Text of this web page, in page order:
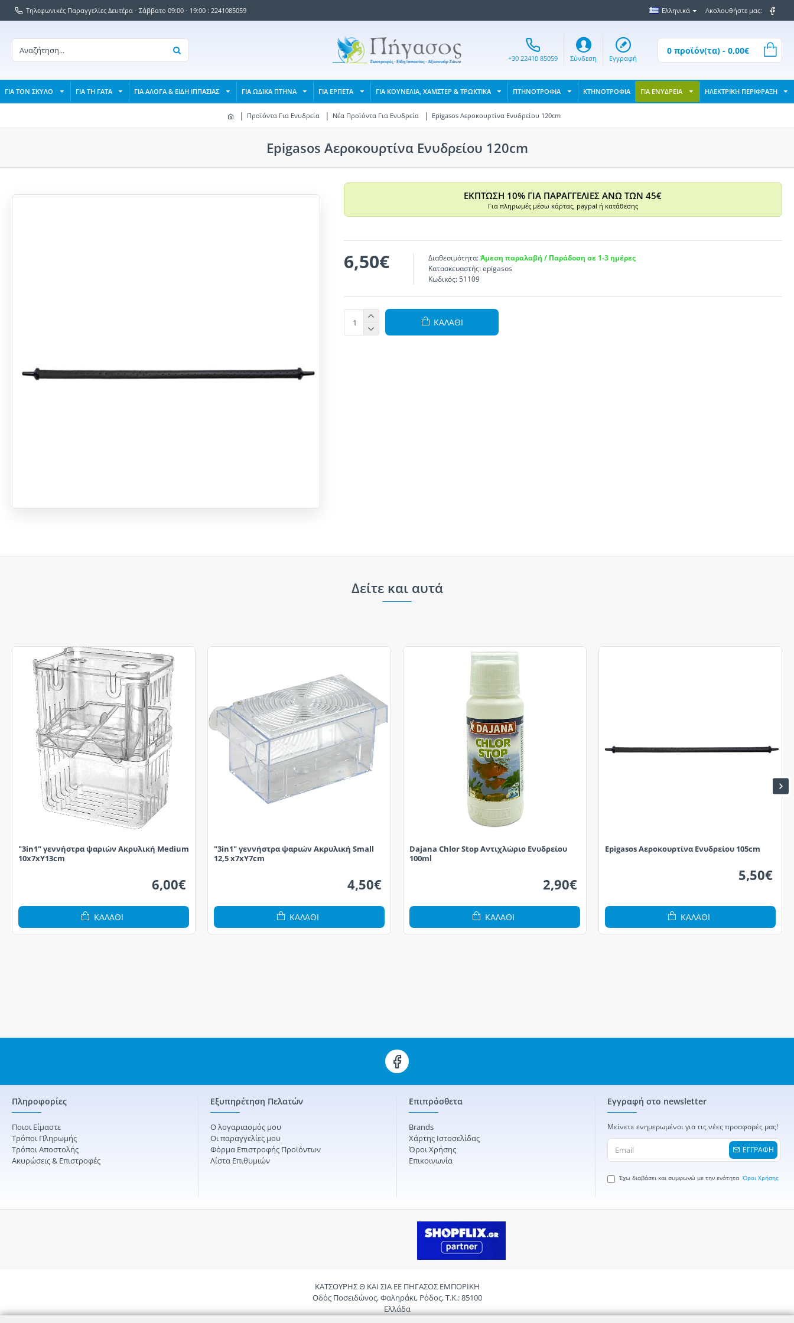
Τηλεφωνικές Παραγγελίες Δευτέρα - Σάββατο 09:00 - 19:00 : 2241085059 Ελληνικά Ακολουθήστε μας:
+30 22410 85059 Σύνδεση Εγγραφή
0 προϊόν(τα) - 0,00€
ΓΙΑ ΤΟΝ ΣΚΥΛΟ ΓΙΑ ΤΗ ΓΑΤΑ ΓΙΑ ΑΛΟΓΑ & ΕΙΔΗ ΙΠΠΑΣΙΑΣ ΓΙΑ ΩΔΙΚΑ ΠΤΗΝΑ ΓΙΑ ΕΡΠΕΤΑ ΓΙΑ ΚΟΥΝΕΛΙΑ, ΧΑΜΣΤΕΡ & ΤΡΩΚΤΙΚΑ ΠΤΗΝΟΤΡΟΦΙΑ ΚΤΗΝΟΤΡΟΦΙΑ ΓΙΑ ΕΝΥΔΡΕΙΑ ΗΛΕΚΤΡΙΚΗ ΠΕΡΙΦΡΑΞΗ
Προϊόντα Για Ενυδρεία Νέα Προϊόντα Για Ενυδρεία Epigasos Αεροκουρτίνα Ενυδρείου 120cm
Epigasos Αεροκουρτίνα Ενυδρείου 120cm
ΕΚΠΤΩΣΗ 10% ΓΙΑ ΠΑΡΑΓΓΕΛΙΕΣ ΑΝΩ ΤΩΝ 45€
Για πληρωμές μέσω κάρτας, paypal ή κατάθεσης
6,50€ Διαθεσιμότητα: Άμεση παραλαβή / Παράδοση σε 1-3 ημέρες
Κατασκευαστής: epigasos
Κωδικός: 51109
ΚΑΛΆΘΙ
Δείτε και αυτά
"3in1" γεννήστρα ψαριών Ακρυλική Medium
10x7xY13cm
6,00€
ΚΑΛΆΘΙ
"3in1" γεννήστρα ψαριών Ακρυλική Small
12,5 x7xY7cm
4,50€
ΚΑΛΆΘΙ
Dajana Chlor Stop Αντιχλώριο Ενυδρείου
100ml
2,90€
ΚΑΛΆΘΙ
Epigasos Αεροκουρτίνα Ενυδρείου 105cm
5,50€
ΚΑΛΆΘΙ
Πληροφορίες
Ποιοι Είμαστε
Τρόποι Πληρωμής
Τρόποι Αποστολής
Ακυρώσεις & Επιστροφές
Εξυπηρέτηση Πελατών
Ο λογαριασμός μου
Οι παραγγελίες μου
Φόρμα Επιστροφής Προϊόντων
Λίστα Επιθυμιών
Επιπρόσθετα
Brands
Χάρτης Ιστοσελίδας
Όροι Χρήσης
Επικοινωνία
Εγγραφή στο newsletter
Μείνετε ενημερωμένοι για τις νέες προσφορές μας!
ΕΓΓΡΑΦΗ
Έχω διαβάσει και συμφωνώ με την ενότητα Όροι Χρήσης
ΚΑΤΣΟΥΡΗΣ Θ ΚΑΙ ΣΙΑ ΕΕ ΠΗΓΑΣΟΣ ΕΜΠΟΡΙΚΗ
Οδός Ποσειδώνος, Φαληράκι, Ρόδος, Τ.Κ.: 85100
Ελλάδα